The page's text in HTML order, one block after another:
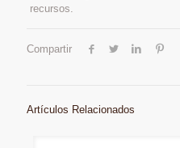
recursos.
Compartir
Artículos Relacionados